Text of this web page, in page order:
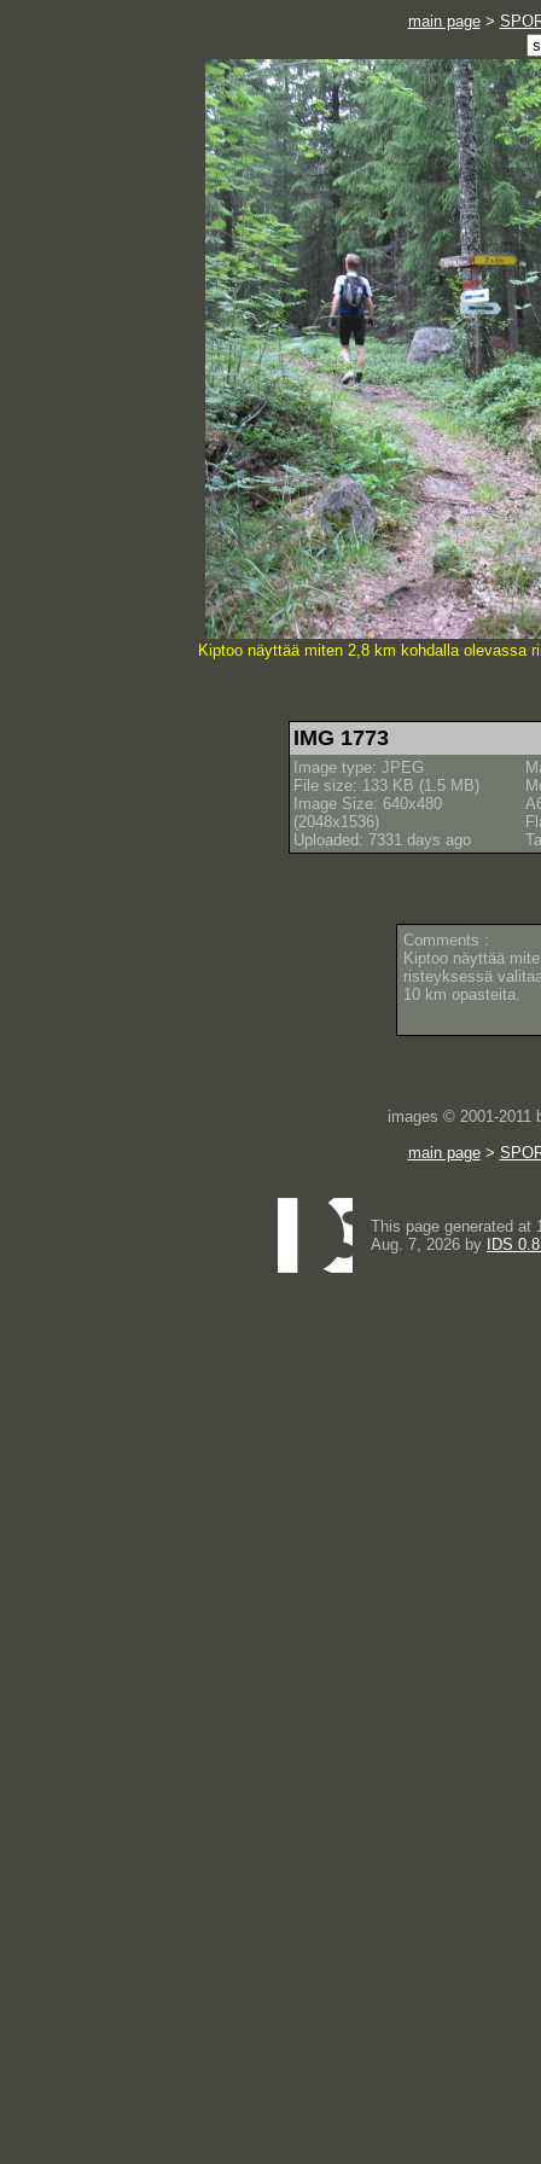
main page>
Kiptoo näyttää miten 2,8 km kohdalla olevassa
IMG 1773
Image type: JPEG
File size: 133 KB (1.5 MB)
Image Size: 640x480
(2048x1536)
Uploaded: 7331 days ago
Comments :
Kiptoo näyttää
risteyksessä
10 km opasteita.
images © 2001-2011
main page>
This page generated at
Aug. 7, 2026 by
IDS